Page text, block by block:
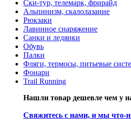
Ски-тур, телемарк, фрирайд
Альпинизм, скалолазание
Рюкзаки
Лавинное снаряжение
Санки и ледянки
Обувь
Палки
Фляги, термосы, питьевые
Фонари
Trail Running
Нашли товар дешевле чем у
Свяжитесь с нами, и мы что-